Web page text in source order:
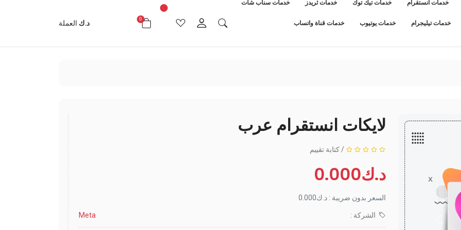
انستقرام خدمات تيك توك خدمات ثريدز خدمات سناب شات
تيليجرام خدمات يوتيوب خدمات قناة واتساب د.ك0.000
لايكات انستقرام عرب
/كتابة تقييم
د.ك0.000
السعر بدون ضريبة : د.ك0.000
الشركة :